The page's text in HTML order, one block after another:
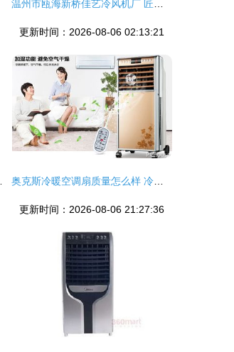
更新时间：2026-08-06 02:13:21
更新时间：2026-08-06 21:27:36